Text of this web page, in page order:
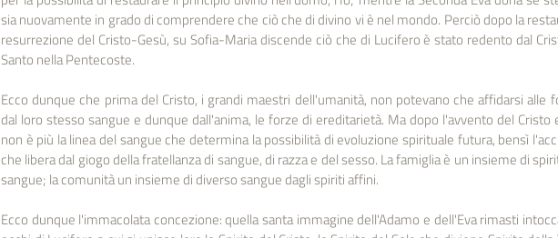
sia nuovamente in grado di comprendere che ciò che di divino vi è nel mondo. Perciò dopo la
resurrezione del Cristo-Gesù, su Sofia-Maria discende ciò che di Lucifero è stato redento dal
Santo nella Pentecoste.
Ecco dunque che prima del Cristo, i grandi maestri dell'umanità, non potevano che affidarsi alle
dal loro stesso sangue e dunque dall'anima, le forze di ereditarietà. Ma dopo l'avvento del Cristo
non è più la linea del sangue che determina la possibilità di evoluzione spirituale futura, bensì
che libera dal giogo della fratellanza di sangue, di razza e del sesso. La famiglia è un insieme di
sangue; la comunità un insieme di diverso sangue dagli spiriti affini.
Ecco dunque l'immacolata concezione: quella santa immagine dell'Adamo e dell'Eva rimasti